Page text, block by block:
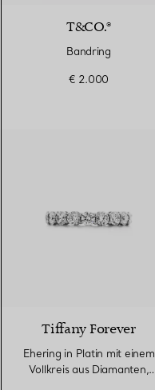
T&CO.®
Bandring
€ 2.000
Tiffany Forever
Ehering in Platin mit einem
Vollkreis aus Diamanten,